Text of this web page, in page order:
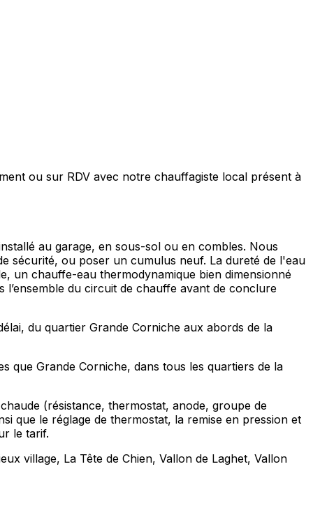
ou sur RDV avec notre chauffagiste local présent à
au garage, en sous-sol ou en combles. Nous
sécurité, ou poser un cumulus neuf. La dureté de l'eau
un chauffe-eau thermodynamique bien dimensionné
du circuit de chauffe avant de conclure
du quartier Grande Corniche aux abords de la
que Grande Corniche, dans tous les quartiers de la
(résistance, thermostat, anode, groupe de
que le réglage de thermostat, la remise en pression et
le tarif.
village, La Tête de Chien, Vallon de Laghet, Vallon